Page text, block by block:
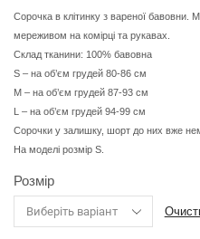
Сорочка в клітинку з вареної бавовни.
мереживом на комірці та рукавах.
Склад тканини: 100% бавовна
S – на об’єм грудей 80-86 см
M – на об’єм грудей 87-93 см
L – на об’єм грудей 94-99 см
Сорочки у залишку, шорт до них вже
На моделі розмір S.
Розмір